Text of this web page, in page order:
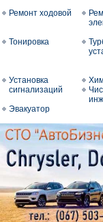
Ремонт ходовой
Тонировка
Установка
сигнализаций
Эвакуатор